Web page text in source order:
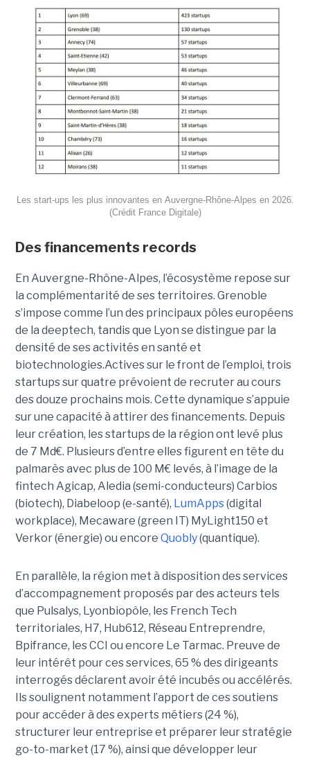
Les start-ups les plus innovantes en Auvergne-Rhône-Alpes en 2026.
(Crédit France Digitale)
Des financements records
En Auvergne-Rhône-Alpes, l’écosystème repose sur
la complémentarité de ses territoires. Grenoble
s’impose comme l’un des principaux pôles européens
de la deeptech, tandis que Lyon se distingue par la
densité de ses activités en santé et
biotechnologies.Actives sur le front de l’emploi, trois
startups sur quatre prévoient de recruter au cours
des douze prochains mois. Cette dynamique s’appuie
sur une capacité à attirer des financements. Depuis
leur création, les startups de la région ont levé plus
de 7 Md€. Plusieurs d’entre elles figurent en tête du
palmarès avec plus de 100 M€ levés, à l’image de la
fintech Agicap, Aledia (semi-conducteurs) Carbios
(biotech), Diabeloop (e-santé), LumApps(digital
workplace), Mecaware (green IT) MyLight150 et
Verkor (énergie) ou encore Quobly(quantique).
En parallèle, la région met à disposition des services
d’accompagnement proposés par des acteurs tels
que Pulsalys, Lyonbiopôle, les French Tech
territoriales, H7, Hub612, Réseau Entreprendre,
Bpifrance, les CCI ou encore Le Tarmac. Preuve de
leur intérêt pour ces services, 65 % des dirigeants
interrogés déclarent avoir été incubés ou accélérés.
Ils soulignent notamment l’apport de ces soutiens
pour accéder à des experts métiers (24 %),
structurer leur entreprise et préparer leur stratégie
go-to-market (17 %), ainsi que développer leur